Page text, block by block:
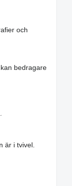
och
bedragare
är i tvivel.